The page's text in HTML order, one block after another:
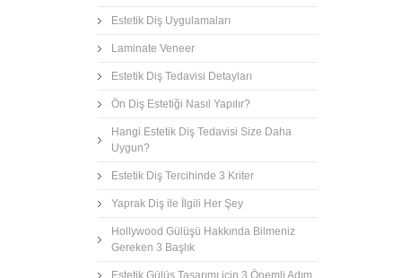
Estetik Diş Uygulamaları
Laminate Veneer
Estetik Diş Tedavisi Detayları
Ön Diş Estetiği Nasıl Yapılır?
Hangi Estetik Diş Tedavisi Size Daha
Uygun?
Estetik Diş Tercihinde 3 Kriter
Yaprak Diş ile İlgili Her Şey
Hollywood Gülüşü Hakkında Bilmeniz
Gereken 3 Başlık
Estetik Gülüş Tasarımı için 3 Önemli Adım